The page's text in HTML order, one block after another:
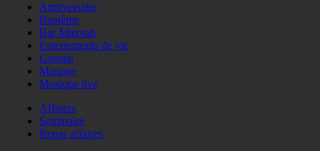
Anniversaire
Baptême
Bar Mitzvah
Enterrements de vie
Groupe
Mariage
Musique live
Affaires
Seminaire
Repas affaires